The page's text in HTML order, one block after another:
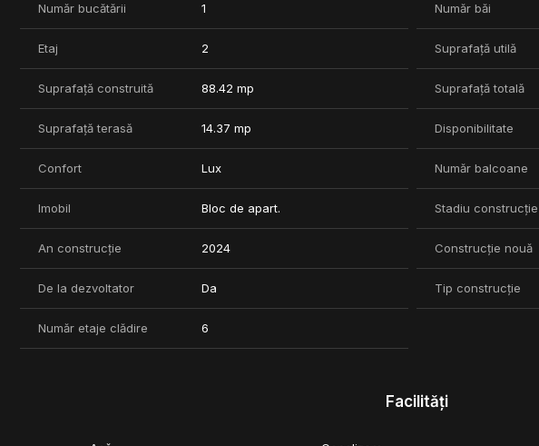
Pret locuri de parcare: 25.000 - 31.000 EUR + TVA;
Pret boxe: intre 4000 - 8000 EUR + TVA.
Termen de finalizare - 2026
Pentru mai multe informatii va asteptam la o vizionare.
***COMISION 0%
Număr bucătării 1 Număr băi
Etaj 2 Suprafață utilă
Suprafață construită 88.42 mp Suprafață totală
Suprafață terasă 14.37 mp Disponibilitate
Confort Lux Număr balcoane
Imobil Bloc de apart. Stadiu construcție
An construcție 2024 Construcție nouă
De la dezvoltator Da Tip construcție
Număr etaje clădire 6
Facilități